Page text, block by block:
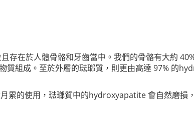
存在於人體骨骼和牙齒當中。我們的骨骼有大約
質組成。至於外層的琺瑯質，則更由高達 97% 的
的使用，琺瑯質中的hydroxyapatite 會自然磨損